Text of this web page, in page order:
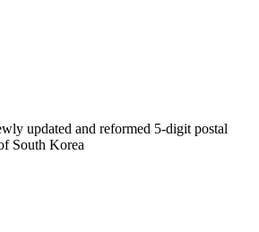
updated and reformed 5-digit postal
South Korea